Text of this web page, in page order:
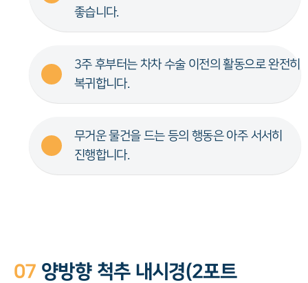
좋습니다.
3주 후부터는 차차 수술 이전의 활동으로 완전히
복귀합니다.
무거운 물건을 드는 등의 행동은 아주 서서히
진행합니다.
07 양방향 척추 내시경(2포트